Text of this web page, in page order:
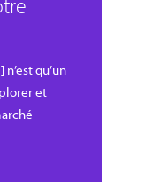
qu’un
et